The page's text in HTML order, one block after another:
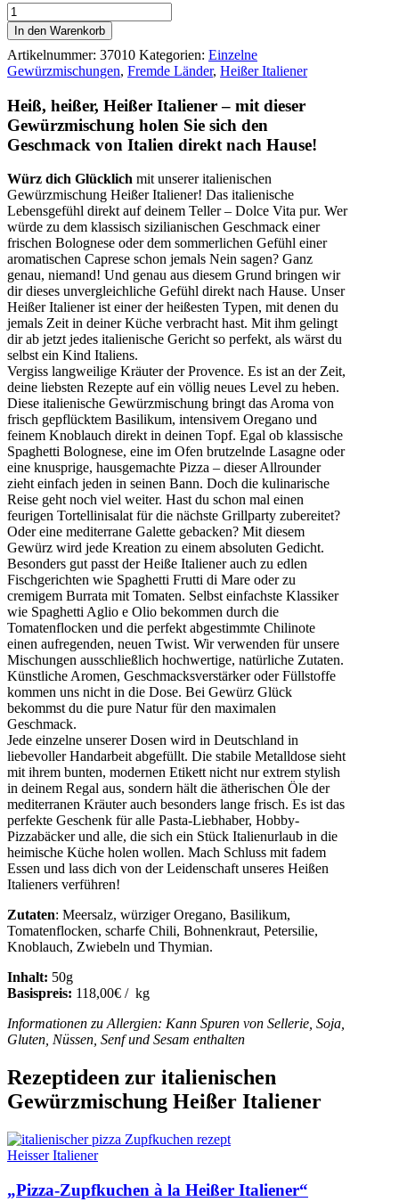
Heißer
Italiener
Menge
In den Warenkorb
Artikelnummer: 37010 Kategorien: Einzelne
Gewürzmischungen, Fremde Länder, Heißer Italiener
Heiß, heißer, Heißer Italiener – mit dieser
Gewürzmischung holen Sie sich den
Geschmack von Italien direkt nach Hause!
Würz dich Glücklich mit unserer italienischen
Gewürzmischung Heißer Italiener! Das italienische
Lebensgefühl direkt auf deinem Teller – Dolce Vita pur. Wer
würde zu dem klassisch sizilianischen Geschmack einer
frischen Bolognese oder dem sommerlichen Gefühl einer
aromatischen Caprese schon jemals Nein sagen? Ganz
genau, niemand! Und genau aus diesem Grund bringen wir
dir dieses unvergleichliche Gefühl direkt nach Hause. Unser
Heißer Italiener ist einer der heißesten Typen, mit denen du
jemals Zeit in deiner Küche verbracht hast. Mit ihm gelingt
dir ab jetzt jedes italienische Gericht so perfekt, als wärst du
selbst ein Kind Italiens.
Vergiss langweilige Kräuter der Provence. Es ist an der Zeit,
deine liebsten Rezepte auf ein völlig neues Level zu heben.
Diese italienische Gewürzmischung bringt das Aroma von
frisch gepflücktem Basilikum, intensivem Oregano und
feinem Knoblauch direkt in deinen Topf. Egal ob klassische
Spaghetti Bolognese, eine im Ofen brutzelnde Lasagne oder
eine knusprige, hausgemachte Pizza – dieser Allrounder
zieht einfach jeden in seinen Bann. Doch die kulinarische
Reise geht noch viel weiter. Hast du schon mal einen
feurigen Tortellinisalat für die nächste Grillparty zubereitet?
Oder eine mediterrane Galette gebacken? Mit diesem
Gewürz wird jede Kreation zu einem absoluten Gedicht.
Besonders gut passt der Heiße Italiener auch zu edlen
Fischgerichten wie Spaghetti Frutti di Mare oder zu
cremigem Burrata mit Tomaten. Selbst einfachste Klassiker
wie Spaghetti Aglio e Olio bekommen durch die
Tomatenflocken und die perfekt abgestimmte Chilinote
einen aufregenden, neuen Twist. Wir verwenden für unsere
Mischungen ausschließlich hochwertige, natürliche Zutaten.
Künstliche Aromen, Geschmacksverstärker oder Füllstoffe
kommen uns nicht in die Dose. Bei Gewürz Glück
bekommst du die pure Natur für den maximalen
Geschmack.
Jede einzelne unserer Dosen wird in Deutschland in
liebevoller Handarbeit abgefüllt. Die stabile Metalldose sieht
mit ihrem bunten, modernen Etikett nicht nur extrem stylish
in deinem Regal aus, sondern hält die ätherischen Öle der
mediterranen Kräuter auch besonders lange frisch. Es ist das
perfekte Geschenk für alle Pasta-Liebhaber, Hobby-
Pizzabäcker und alle, die sich ein Stück Italienurlaub in die
heimische Küche holen wollen. Mach Schluss mit fadem
Essen und lass dich von der Leidenschaft unseres Heißen
Italieners verführen!
Zutaten: Meersalz, würziger Oregano, Basilikum,
Tomatenflocken, scharfe Chili, Bohnenkraut, Petersilie,
Knoblauch, Zwiebeln und Thymian.
Inhalt: 50g
Basispreis: 118,00€ / kg
Informationen zu Allergien: Kann Spuren von Sellerie, Soja,
Gluten, Nüssen, Senf und Sesam enthalten
Rezeptideen zur italienischen
Gewürzmischung Heißer Italiener
Heisser Italiener
„Pizza-Zupfkuchen à la Heißer Italiener“